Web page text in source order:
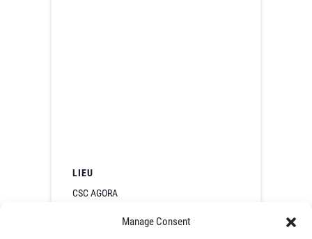
Manage Consent
LIEU
CSC AGORA
+ Google Map